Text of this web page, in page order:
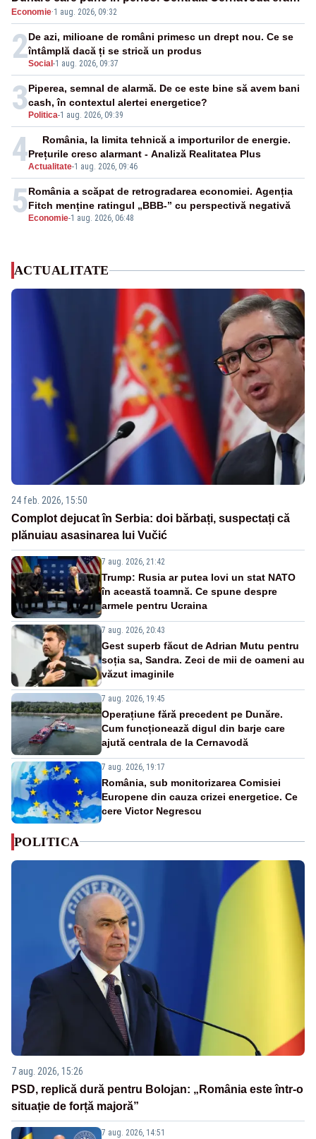
cunoscută de pe vremea lui Ceaușescu
Economie·1 aug. 2026, 09:32
2Social -1 aug. 2026, 09:37
De azi, milioane de români primesc un drept nou. Ce se
întâmplă dacă ți se strică un produs
3 Politica-1 aug. 2026, 09:39
Piperea, semnal de alarmă. De ce este bine să avem bani
cash, în contextul alertei energetice?
4Actualitate-1 aug. 2026, 09:46
România, la limita tehnică a importurilor de energie.
Prețurile cresc alarmant - Analiză Realitatea Plus
5 Economie-1 aug. 2026, 06:48
România a scăpat de retrogradarea economiei. Agenția
Fitch menține ratingul „BBB-” cu perspectivă negativă
ACTUALITATE
24 feb. 2026, 15:50
Complot dejucat în Serbia: doi bărbați, suspectați că
plănuiau asasinarea lui Vučić
7 aug. 2026, 21:42
Trump: Rusia ar putea lovi un stat NATO
în această toamnă. Ce spune despre
armele pentru Ucraina
7 aug. 2026, 20:43
Gest superb făcut de Adrian Mutu pentru
soția sa, Sandra. Zeci de mii de oameni au
văzut imaginile
7 aug. 2026, 19:45
Operațiune fără precedent pe Dunăre.
Cum funcționează digul din barje care
ajută centrala de la Cernavodă
7 aug. 2026, 19:17
România, sub monitorizarea Comisiei
Europene din cauza crizei energetice. Ce
cere Victor Negrescu
POLITICA
7 aug. 2026, 15:26
PSD, replică dură pentru Bolojan: „România este într-o
situație de forță majoră”
7 aug. 2026, 14:51